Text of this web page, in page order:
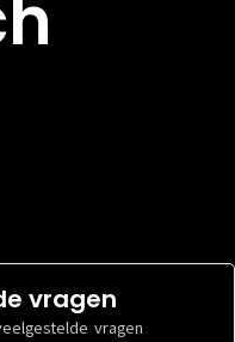
AANTAL
vragen
vragen